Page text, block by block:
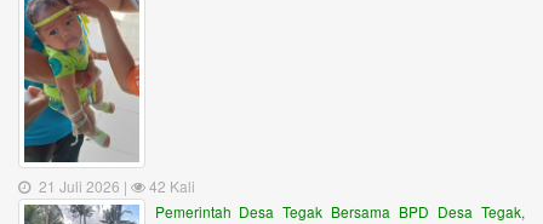
21 Juli 2026 |
42 Kali
Pemerintah Desa Tegak Bersama BPD Desa Tegak,